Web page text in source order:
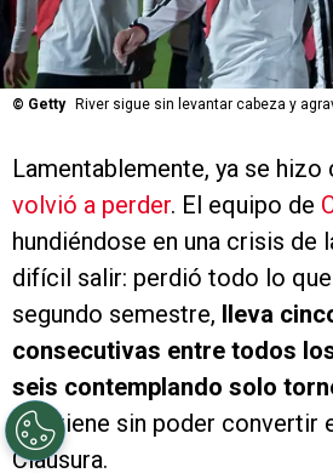
© Getty River sigue sin levantar cabeza y
Lamentablemente, ya se hizo
volvió a perder. El equipo de
hundiéndose en una crisis de
difícil salir: perdió todo lo
segundo semestre, lleva
consecutivas entre todos
seis contemplando solo
mantiene sin poder convertir
Clausura.